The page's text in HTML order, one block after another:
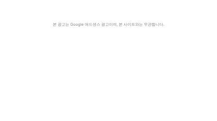
본 광고는 Google 애드센스 광고이며, 본 사이트와는 무관합니다.